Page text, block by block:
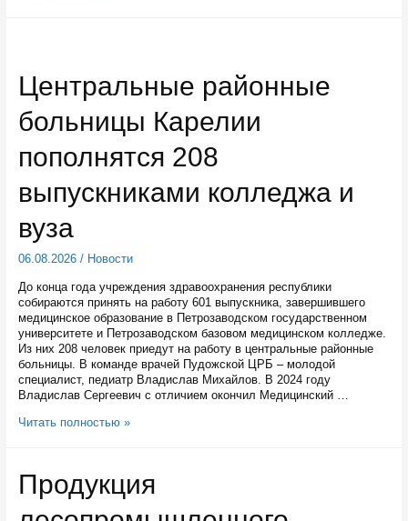
будут
получать
тепло
по
магистрали
Центральные районные
больницы Карелии
пополнятся 208
выпускниками колледжа и
вуза
06.08.2026/ Новости
До конца года учреждения здравоохранения республики
собираются принять на работу 601 выпускника, завершившего
медицинское образование в Петрозаводском государственном
университете и Петрозаводском базовом медицинском колледже.
Из них 208 человек приедут на работу в центральные районные
больницы. В команде врачей Пудожской ЦРБ – молодой
специалист, педиатр Владислав Михайлов. В 2024 году
Владислав Сергеевич с отличием окончил Медицинский …
Центральные
пополнятся
208
выпускниками
Читать полностью »
Продукция